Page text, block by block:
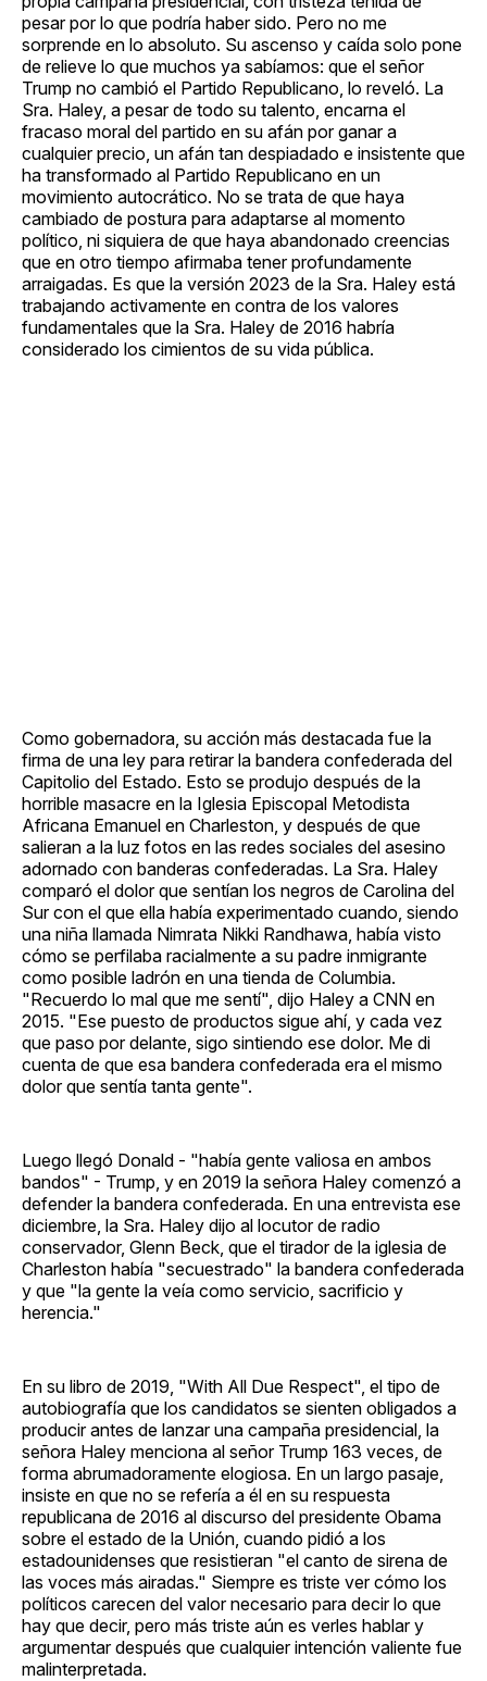
pesar por lo que podría haber sido. Pero no me
sorprende en lo absoluto. Su ascenso y caída solo pone
de relieve lo que muchos ya sabíamos: que el señor
Trump no cambió el Partido Republicano, lo reveló. La
Sra. Haley, a pesar de todo su talento, encarna el
fracaso moral del partido en su afán por ganar a
cualquier precio, un afán tan despiadado e insistente que
ha transformado al Partido Republicano en un
movimiento autocrático. No se trata de que haya
cambiado de postura para adaptarse al momento
político, ni siquiera de que haya abandonado creencias
que en otro tiempo afirmaba tener profundamente
arraigadas. Es que la versión 2023 de la Sra. Haley está
trabajando activamente en contra de los valores
fundamentales que la Sra. Haley de 2016 habría
considerado los cimientos de su vida pública.
Como gobernadora, su acción más destacada fue la
firma de una ley para retirar la bandera confederada del
Capitolio del Estado. Esto se produjo después de la
horrible masacre en la Iglesia Episcopal Metodista
Africana Emanuel en Charleston, y después de que
salieran a la luz fotos en las redes sociales del asesino
adornado con banderas confederadas. La Sra. Haley
comparó el dolor que sentían los negros de Carolina del
Sur con el que ella había experimentado cuando, siendo
una niña llamada Nimrata Nikki Randhawa, había visto
cómo se perfilaba racialmente a su padre inmigrante
como posible ladrón en una tienda de Columbia.
"Recuerdo lo mal que me sentí", dijo Haley a CNN en
2015. "Ese puesto de productos sigue ahí, y cada vez
que paso por delante, sigo sintiendo ese dolor. Me di
cuenta de que esa bandera confederada era el mismo
dolor que sentía tanta gente".
Luego llegó Donald - "había gente valiosa en ambos
bandos" - Trump, y en 2019 la señora Haley comenzó a
defender la bandera confederada. En una entrevista ese
diciembre, la Sra. Haley dijo al locutor de radio
conservador, Glenn Beck, que el tirador de la iglesia de
Charleston había "secuestrado" la bandera confederada
y que "la gente la veía como servicio, sacrificio y
herencia."
En su libro de 2019, "With All Due Respect", el tipo de
autobiografía que los candidatos se sienten obligados a
producir antes de lanzar una campaña presidencial, la
señora Haley menciona al señor Trump 163 veces, de
forma abrumadoramente elogiosa. En un largo pasaje,
insiste en que no se refería a él en su respuesta
republicana de 2016 al discurso del presidente Obama
sobre el estado de la Unión, cuando pidió a los
estadounidenses que resistieran "el canto de sirena de
las voces más airadas." Siempre es triste ver cómo los
políticos carecen del valor necesario para decir lo que
hay que decir, pero más triste aún es verles hablar y
argumentar después que cualquier intención valiente fue
malinterpretada.